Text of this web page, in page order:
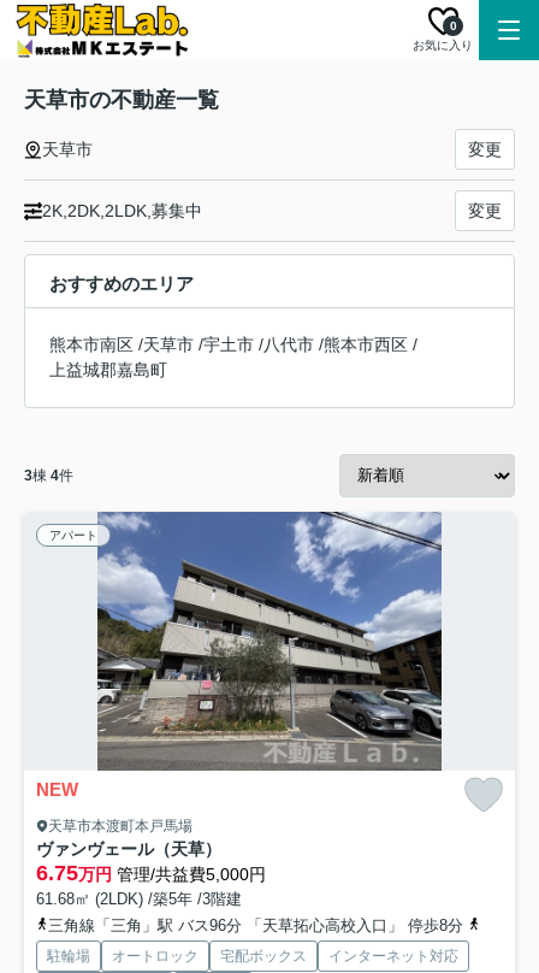
お気に入り
0
天草市の不動産一覧
天草市 変更
2K,2DK,2LDK,募集中 変更
おすすめのエリア
熊本市南区 /天草市 /宇土市 /八代市 /熊本市西区 /
上益城郡嘉島町
3棟 4件
アパート
NEW
天草市本渡町本戸馬場
ヴァンヴェール（天草）
6.75万円 管理/共益費5,000円
61.68㎡ (2LDK) /築5年 /3階建
三角線「三角」駅 バス96分 「天草拓心高校入口」 停歩8分
駐輪場 オートロック 宅配ボックス
インターネット対応